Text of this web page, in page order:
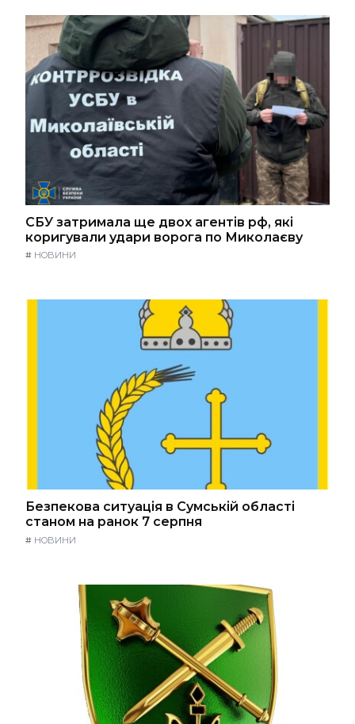
СБУ затримала ще двох агентів рф, які
коригували удари ворога по Миколаєву
# НОВИНИ
Безпекова ситуація в Сумській області
станом на ранок 7 серпня
# НОВИНИ